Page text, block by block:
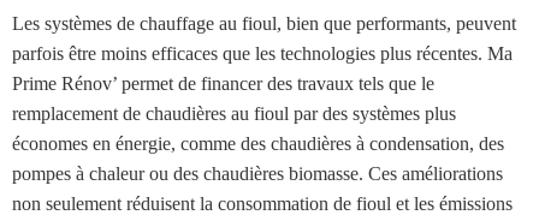
Les systèmes de chauffage au fioul, bien que performants, peuvent
parfois être moins efficaces que les technologies plus récentes. Ma
Prime Rénov’ permet de financer des travaux tels que le
remplacement de chaudières au fioul par des systèmes plus
économes en énergie, comme des chaudières à condensation, des
pompes à chaleur ou des chaudières biomasse. Ces améliorations
non seulement réduisent la consommation de fioul et les émissions